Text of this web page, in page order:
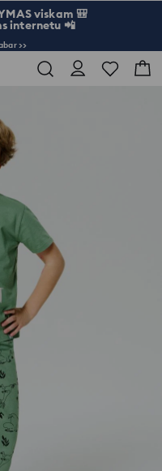
viskam 🎒
internetu 📲
>>